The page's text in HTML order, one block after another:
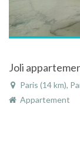
Paris (14 km),
Appartement